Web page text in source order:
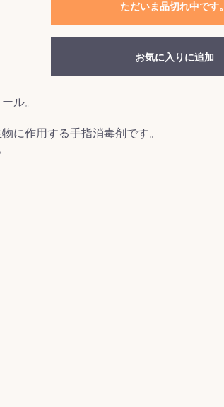
ただいま品切れ中です。
お気に入りに追加
ル。
に作用する手指消毒剤です。